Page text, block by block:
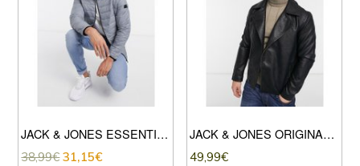
JACK & JONES ESSENTIALS – PIUMINO ANTRACITE CON COLLO MONTANTE-GRIGIO
38,99€ 31,15€
JACK & JONES ORIGINALS – GIACCA BIKER IN PELLE SINTETICA NERA CON ZIP ASIMMETRICA-NERO
49,99€